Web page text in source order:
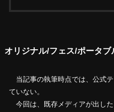
オリジナル/フェス/ポータブ
当記事の執筆時点では、公式
ていない。
今回は、既存メディアが出し